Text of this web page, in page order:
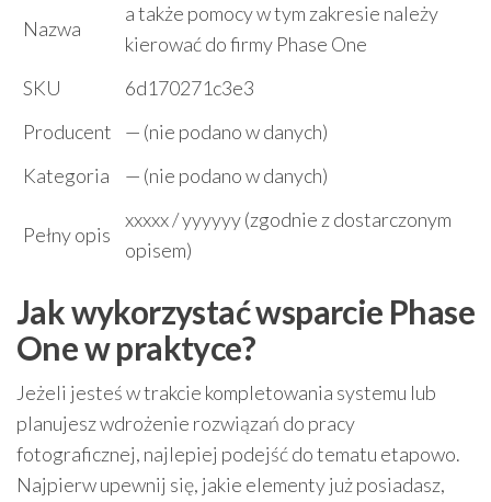
Nazwa
a także pomocy w tym zakresie należy
kierować do firmy Phase One
SKU
6d170271c3e3
Producent
— (nie podano w danych)
Kategoria
— (nie podano w danych)
Pełny opis
xxxxx / yyyyyy (zgodnie z dostarczonym
opisem)
Jak wykorzystać wsparcie Phase
One w praktyce?
Jeżeli jesteś w trakcie kompletowania systemu lub
planujesz wdrożenie rozwiązań do pracy
fotograficznej, najlepiej podejść do tematu etapowo.
Najpierw upewnij się, jakie elementy już posiadasz,